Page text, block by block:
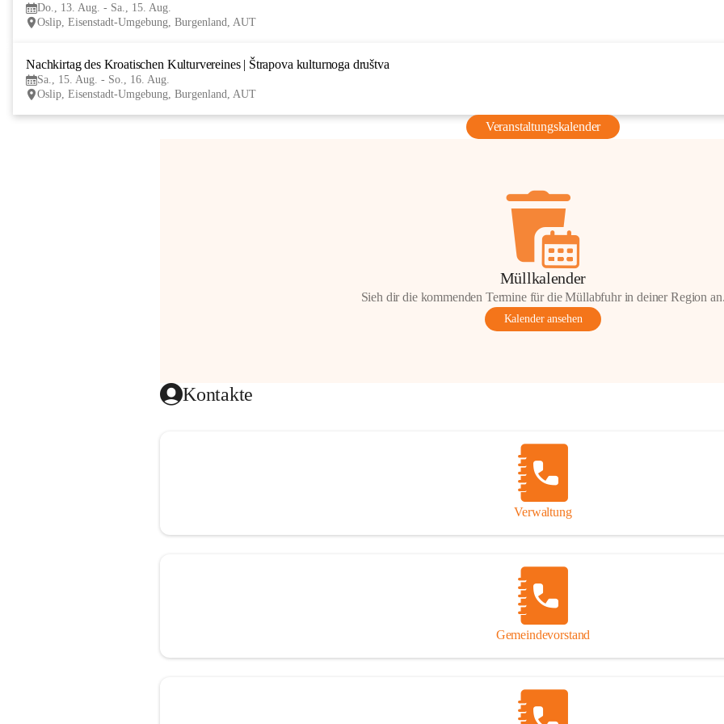
Do., 13. Aug. - Sa., 15. Aug.
Oslip, Eisenstadt-Umgebung, Burgenland, AUT
Nachkirtag des Kroatischen Kulturvereines | Štrapova kulturnoga društva
Sa., 15. Aug. - So., 16. Aug.
Oslip, Eisenstadt-Umgebung, Burgenland, AUT
Veranstaltungskalender
Müllkalender
Sieh dir die kommenden Termine für die Müllabfuhr in deiner Region an.
Kalender ansehen
Kontakte
Verwaltung
Gemeindevorstand